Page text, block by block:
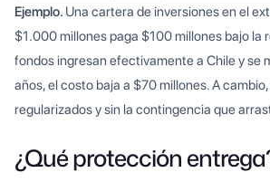
Ejemplo. Una cartera de inversiones en el
$1.000 millones paga $100 millones bajo la
fondos ingresan efectivamente a Chile y se
años, el costo baja a $70 millones. A
regularizados y sin la contingencia que
¿Qué protección